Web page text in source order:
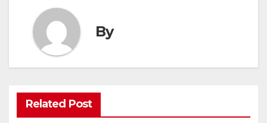
o
o
k
p
By
Related Post